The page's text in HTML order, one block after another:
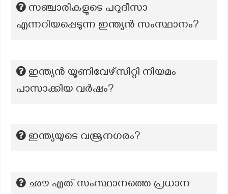
സഞ്ചാരികളുടെ പറുദീസാ
എന്നറിയപ്പെടുന്ന ഇന്ത്യൻ സംസ്ഥാനം?
ഇന്ത്യൻ യൂണിവേഴ്സിറ്റി നിയമം
പാസാക്കിയ വർഷം?
ഇന്ത്യയുടെ വജ്രനഗരം?
ഛൗ എത് സംസ്ഥാനത്തെ പ്രധാന